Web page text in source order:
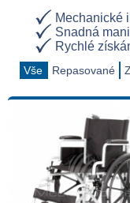
Mechanické
Snadná
Rychlé
Vše Repasované